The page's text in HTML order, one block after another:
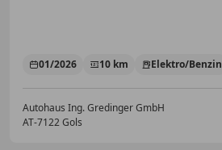
01/2026 10 km Elektro/Benzin
Autohaus Ing. Gredinger GmbH
AT-7122 Gols